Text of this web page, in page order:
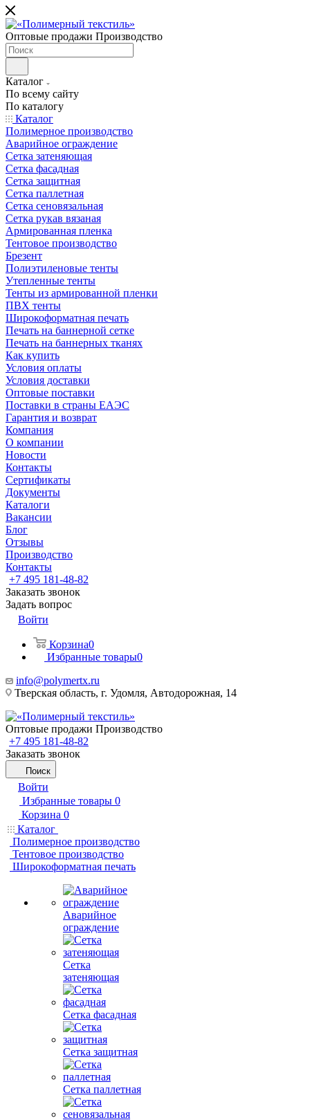
Оптовые продажи Производство
Каталог
По всему сайту
По каталогу
Каталог
Полимерное производство
Аварийное ограждение
Сетка затеняющая
Сетка фасадная
Сетка защитная
Сетка паллетная
Сетка сеновязальная
Сетка рукав вязаная
Армированная пленка
Тентовое производство
Брезент
Полиэтиленовые тенты
Утепленные тенты
Тенты из армированной пленки
ПВХ тенты
Широкоформатная печать
Печать на баннерной сетке
Печать на баннерных тканях
Как купить
Условия оплаты
Условия доставки
Оптовые поставки
Поставки в страны ЕАЭС
Гарантия и возврат
Компания
О компании
Новости
Контакты
Сертификаты
Документы
Каталоги
Вакансии
Блог
Отзывы
Производство
Контакты
+7 495 181-48-82
Заказать звонок
Задать вопрос
Войти
Корзина0
Избранные товары0
info@polymertx.ru
Тверская область, г. Удомля, Автодорожная, 14
Оптовые продажи Производство
+7 495 181-48-82
Заказать звонок
Поиск
Войти
Избранные товары 0
Корзина 0
Каталог
Полимерное производство
Тентовое производство
Широкоформатная печать
Аварийное
ограждение
Сетка
затеняющая
Сетка фасадная
Сетка защитная
Сетка паллетная